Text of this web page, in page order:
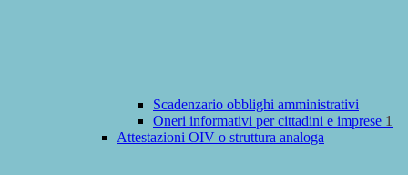
Scadenzario obblighi amministrativi
Oneri informativi per cittadini e imprese 1
Attestazioni OIV o struttura analoga